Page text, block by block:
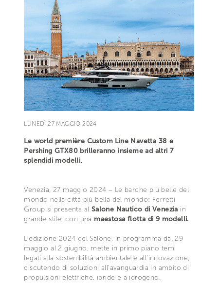
LUNEDÌ 27 MAGGIO 2024
Le world première Custom Line Navetta 38 e
Pershing GTX80 brilleranno insieme ad altri 7
splendidi modelli.
Venezia, 27 maggio 2024 – Le barche più belle del
mondo nella città più bella del mondo: Ferretti
Group si presenta al Salone Nautico di Venezia in
grande stile, con una maestosa flotta di 9 modelli.
L’edizione 2024 del Salone, in programma dal 29
maggio al 2 giugno, mette in primo piano temi
legati alla sostenibilità ambientale e all’innovazione,
discutendo di soluzioni all’avanguardia in ambito di
propulsioni elettriche, ibride e a idrogeno.